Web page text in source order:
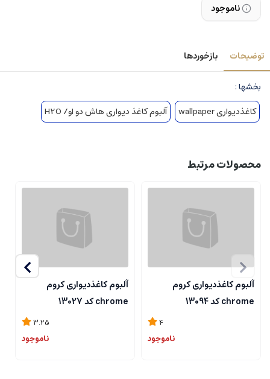
ناموجود
توضیحات بازخوردها
بخشها :
کاغذدیواری wallpaper
آلبوم کاغذ دیواری هاش دو او/ H2O
محصولات مرتبط
آلبوم کاغذدیواری کروم
chrome کد 13094
4
ناموجود
آلبوم کاغذدیواری کروم
chrome کد 13027
3.25
ناموجود